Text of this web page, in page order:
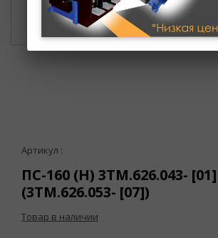
Артикул :
ПС-160 (Н) 3ТМ.626.043- [01]
(3ТМ.626.053- [07])
Товар в наличии